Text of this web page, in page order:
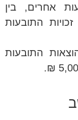
אחרים, בין
התובעות
התובעות